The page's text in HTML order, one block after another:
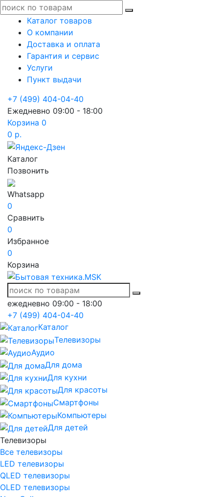
Каталог товаров
О компании
Доставка и оплата
Гарантия и сервис
Услуги
Пункт выдачи
+7 (499) 404-04-40
Ежедневно 09:00 - 18:00
Корзина 0
0 р.
Каталог
Позвонить
Whatsapp
0
Сравнить
0
Избранное
0
Корзина
ежедневно 09:00 - 18:00
+7 (499) 404-04-40
Каталог
Телевизоры
Аудио
Для дома
Для кухни
Для красоты
Смартфоны
Компьютеры
Для детей
Телевизоры
Все телевизоры
LED телевизоры
QLED телевизоры
OLED телевизоры